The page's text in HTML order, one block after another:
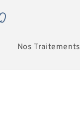
Nos Traitements